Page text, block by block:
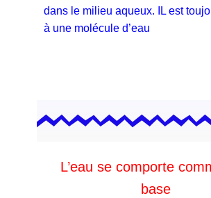
dans le milieu aqueux. IL est
à une molécule d’eau
L’eau se comporte
base